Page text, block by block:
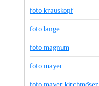
foto krauskopf
foto lange
foto magnum
foto mayer